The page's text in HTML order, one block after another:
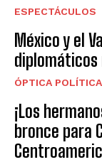
ESPECTÁCULOS
México y el
ÓPTICA POLÍTICA
¡Los
bronce para